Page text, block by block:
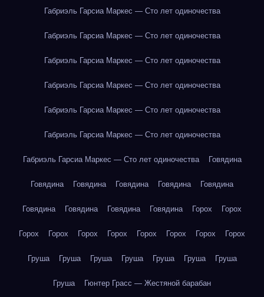
Габриэль Гарсиа Маркес — Сто лет одиночества
Габриэль Гарсиа Маркес — Сто лет одиночества
Габриэль Гарсиа Маркес — Сто лет одиночества
Габриэль Гарсиа Маркес — Сто лет одиночества
Габриэль Гарсиа Маркес — Сто лет одиночества
Габриэль Гарсиа Маркес — Сто лет одиночества
Габриэль Гарсиа Маркес — Сто лет одиночества Говядина
Говядина Говядина Говядина Говядина Говядина
Говядина Говядина Говядина Говядина Горох Горох
Горох Горох Горох Горох Горох Горох Горох Горох
Груша Груша Груша Груша Груша Груша Груша
Груша Гюнтер Грасс — Жестяной барабан